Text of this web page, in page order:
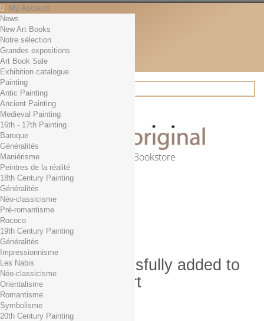
My Account
Contact
English
English
Français
News
Search
Online Art Bookstore
Cart (empty)
No products
Free shipping!
0,00 € Total
Check out
Product successfully added to
your shopping cart
Quantity
Total
News
New Art Books
Notre sélection
Grandes expositions
Art Book Sale
Exhibition catalogue
Painting
Antic Painting
Ancient Painting
Medieval Painting
16th - 17th Painting
Baroque
Généralités
Maniérisme
Peintres de la réalité
18th Century Painting
Généralités
Néo-classicisme
Pré-romantisme
Rococo
19th Century Painting
Généralités
Impressionnisme
Les Nabis
Néo-classicisme
Orientalisme
Romantisme
Symbolisme
20th Century Painting